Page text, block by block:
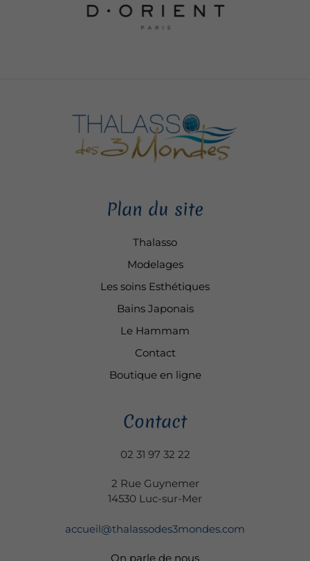
Plan du site
Thalasso
Modelages
Les soins Esthétiques
Bains Japonais
Le Hammam
Contact
Boutique en ligne
Contact
02 31 97 32 22
2 Rue Guynemer
14530 Luc-sur-Mer
accueil@thalassodes3mondes.com
On parle de nous